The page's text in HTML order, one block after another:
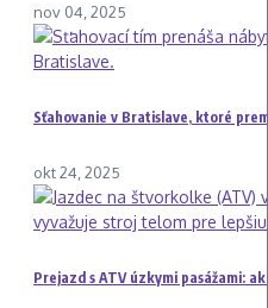
nov 04, 2025
Sťahovanie v Bratislave, ktoré
okt 24, 2025
Prejazd s ATV úzkymi pasážami: